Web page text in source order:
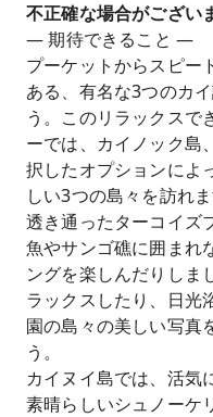
不正確な場合がござい
— 期待できること —
プーケットからスピー
ある、有名な3つのカ
う。このリラックスで
ーでは、カイノック島
択したオプションによ
しい3つの島々を訪れま
透き通ったターコイズ
魚やサンゴ礁に囲まれ
ングを楽​​しんだりしま
ラックスしたり、日光
園の島々の美しい写真
う。
カイヌイ島では、活気
素晴らしいシュノーケ